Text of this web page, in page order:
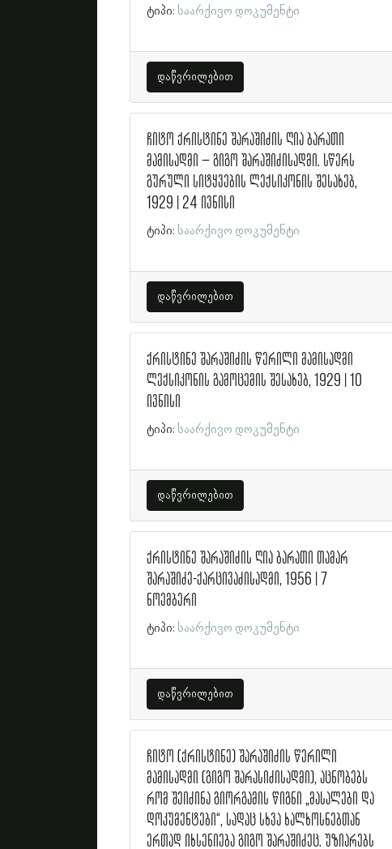
ტიპი: საარქივო დოკუმენტი
დაწვრილებით
ჩიტო ქრისტინე შარაშიძის ღია ბარათი
მამისადმი – გიგო შარაშიძისადმი. სწერს
გურული სიტყვების ლექსიკონის შესახებ,
1929 | 24 ივნისი
ტიპი: საარქივო დოკუმენტი
დაწვრილებით
ქრისტინე შარაშიძის წერილი მამისადმი
ლექსიკონის გამოცემის შესახებ, 1929 | 10
ივნისი
ტიპი: საარქივო დოკუმენტი
დაწვრილებით
ქრისტინე შარაშიძის ღია ბარათი თამარ
შარაშიძე-ქარცივაძისადმი, 1956 | 7
ნოემბერი
ტიპი: საარქივო დოკუმენტი
დაწვრილებით
ჩიტო (ქრისტინე) შარაშიძის წერილი
მამისადმი (გიგო შარასიძისადმი), აცნობებს
რომ შეიძინა გიორგამის წიგნი „მასალები და
დოკუმენტები“, სადაც სხვა ხალხოსნებთან
ერთად იხსენიება გიგო შარაშიძეც. უზიარებს